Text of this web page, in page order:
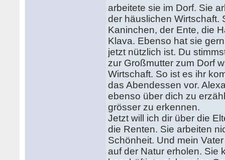
arbeitete sie im Dorf. Sie
der häuslichen Wirtschaft.
Kaninchen, der Ente, die
Klava. Ebenso hat sie
jetzt nützlich ist. Du
zur Großmutter zum Dorf
Wirtschaft. So ist es ihr
das Abendessen vor.
ebenso über dich zu
grösser zu erkennen.
Jetzt will ich dir über die
die Renten. Sie arbeiten
Schönheit. Und mein
auf der Natur erholen. Sie